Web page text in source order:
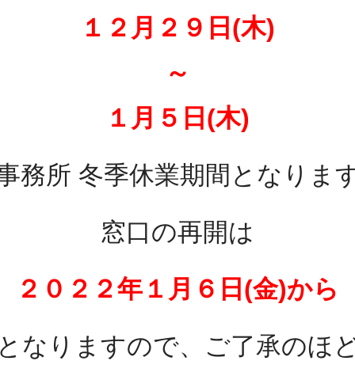
１２月２９日(木)
～
１月５日(木)
務所 冬季休業期間となります
窓口の再開は
２０２２年１月６日(金)から
なりますので、ご了承のほ